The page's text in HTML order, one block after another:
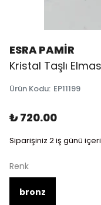
ESRA PAMİR
Kristal Taşlı
Ürün Kodu: EP11199
₺ 720.00
Siparişiniz 2 iş günü
Renk
bronz